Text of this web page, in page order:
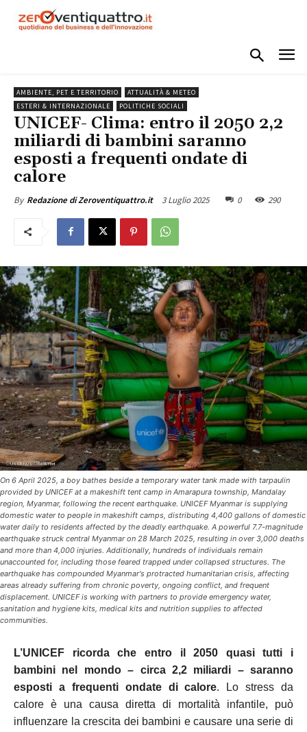
AMBIENTE, PET E TERRITORIO
ATTUALITÀ & METEO
ESTERI & INTERNAZIONALE
POLITICHE SOCIALI
UNICEF- Clima: entro il 2050 2,2
miliardi di bambini saranno
esposti a frequenti ondate di
calore
By Redazione di Zeroventiquattro.it 3 Luglio 2025 0 290
On 6 April 2025, a boy bathes beside a temporary water tank made with tarpaulin
provided by UNICEF at a makeshift tent camp in Amarapura township, Mandalay
region, Myanmar, following the recent earthquake. UNICEF Myanmar is supplying
domestic water to people in makeshift camps, distributing 4,400 gallons of domestic
water daily to residents affected by the deadly earthquake. A powerful 7.7-magnitude
earthquake struck central Myanmar on 28 March 2025, resulting in over 3,000 deaths
and more than 4,000 injuries. Additionally, hundreds of individuals remain
unaccounted for, including those feared trapped under collapsed structures. The
earthquake has compounded Myanmar's protracted humanitarian crisis, affecting
areas already suffering from chronic poverty, ongoing conflict, and frequent
displacement. UNICEF is working with partners to provide emergency water,
sanitation and hygiene kits, medical kits and nutrition supplies to affected
communities.
L’UNICEF ricorda che entro il 2050 quasi tutti i
bambini nel mondo – circa 2,2 miliardi – saranno
esposti a frequenti ondate di calore. Lo stress da
calore è una causa diretta di mortalità infantile, può
influenzare la crescita dei bambini e causare una serie di